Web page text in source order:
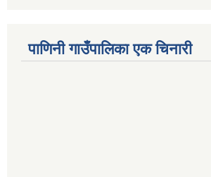
पाणिनी गाउँपालिका एक चिनारी